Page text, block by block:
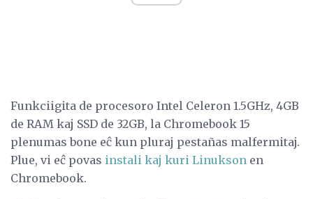
Funkciigita de procesoro Intel Celeron 1.5GHz, 4GB
de RAM kaj SSD de 32GB, la Chromebook 15
plenumas bone eĉ kun pluraj pestañas malfermitaj.
Plue, vi eĉ povas instali kaj kuri Linukson en
Chromebook.